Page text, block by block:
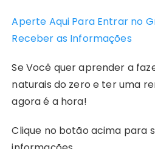
Aperte Aqui Para Entrar no
Receber as Informações
Se Você quer aprender a
naturais do zero e ter uma
agora é a hora!
Clique no botão acima para